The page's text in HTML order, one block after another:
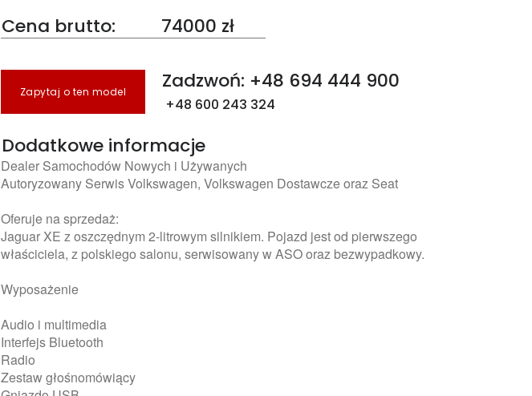
Cena brutto: 74000 zł
Zapytaj o ten model Zadzwoń: +48 694 444 900
+48 600 243 324
Dodatkowe informacje
Dealer Samochodów Nowych i Używanych
Autoryzowany Serwis Volkswagen, Volkswagen Dostawcze oraz Seat
Oferuje na sprzedaż:
Jaguar XE z oszczędnym 2-litrowym silnikiem. Pojazd jest od pierwszego
właściciela, z polskiego salonu, serwisowany w ASO oraz bezwypadkowy.
Wyposażenie
Audio i multimedia
Interfejs Bluetooth
Radio
Zestaw głośnomówiący